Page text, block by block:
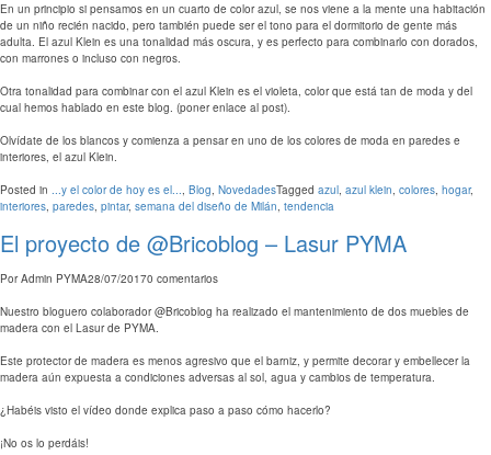
En un principio si pensamos en un cuarto de color azul, se nos viene a la mente una habitación
de un niño recién nacido, pero también puede ser el tono para el dormitorio de gente más
adulta. El azul Klein es una tonalidad más oscura, y es perfecto para combinarlo con dorados,
con marrones o incluso con negros.
Otra tonalidad para combinar con el azul Klein es el violeta, color que está tan de moda y del
cual hemos hablado en este blog. (poner enlace al post).
Olvídate de los blancos y comienza a pensar en uno de los colores de moda en paredes e
interiores, el azul Klein.
Posted in ...y el color de hoy es el..., Blog, NovedadesTagged azul, azul klein, colores, hogar,
interiores, paredes, pintar, semana del diseño de Milán, tendencia
El proyecto de @Bricoblog – Lasur PYMA
PorAdmin PYMA28/07/20170 comentarios
Nuestro bloguero colaborador @Bricoblog ha realizado el mantenimiento de dos muebles de
madera con el Lasur de PYMA.
Este protector de madera es menos agresivo que el barniz, y permite decorar y embellecer la
madera aún expuesta a condiciones adversas al sol, agua y cambios de temperatura.
¿Habéis visto el vídeo donde explica paso a paso cómo hacerlo?
¡No os lo perdáis!